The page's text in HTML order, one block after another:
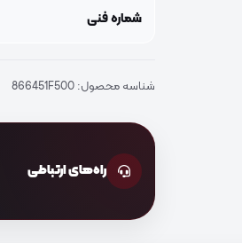
شماره فنی
شناسه محصول:866451F500
راه‌های ارتباطی